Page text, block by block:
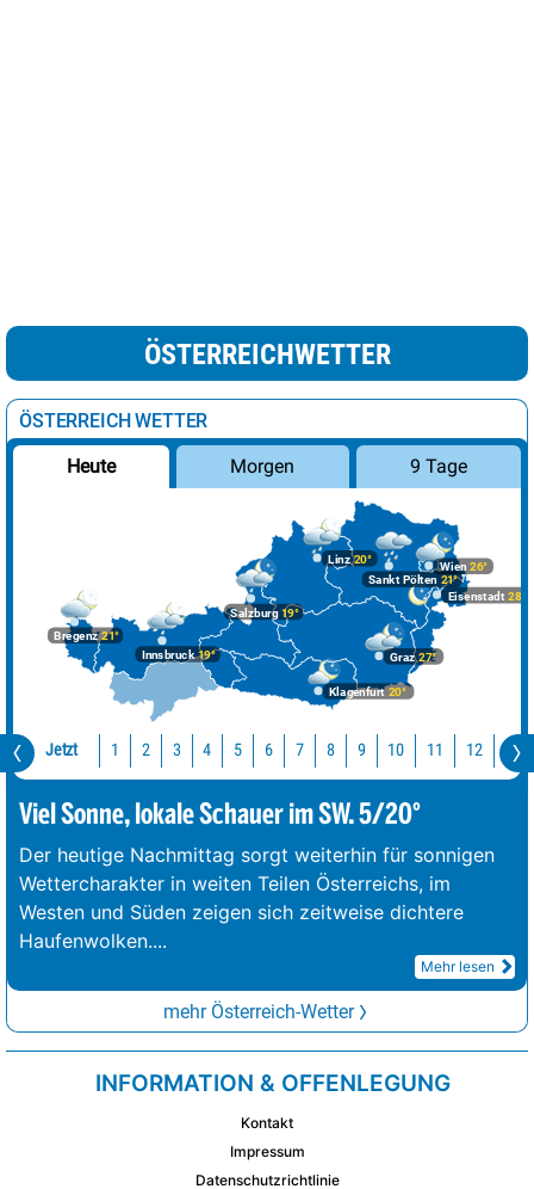
ÖSTERREICHWETTER
ÖSTERREICH WETTER
Heute Morgen 9 Tage
Bregenz21°
Graz27°
Innsbruck19°
Klagenfurt 20°
Linz20°
Salzburg19°
Wien 26°
Eisenstadt 28°
Sankt Pölten 21°
Jetzt 1 2 3 4 5 6 7 8 9 10 11 12 13
Viel Sonne, lokale Schauer im SW. 5/20°
Der heutige Nachmittag sorgt weiterhin für sonnigen
Wettercharakter in weiten Teilen Österreichs, im
Westen und Süden zeigen sich zeitweise dichtere
Haufenwolken....
Mehr lesen
mehr Österreich-Wetter
INFORMATION & OFFENLEGUNG
Kontakt
Impressum
Datenschutzrichtlinie